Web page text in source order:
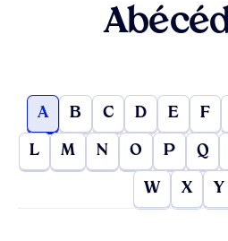
A B C D E F
L M N O P Q
W X Y